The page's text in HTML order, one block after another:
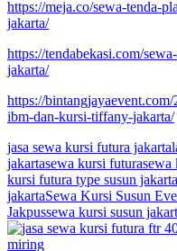
https://meja.co/sewa-tenda-
jakarta/
https://tendabekasi.com/
jakarta/
https://
ibm-dan-kursi-tiffany-jakarta/
jasa sewa kursi futura jakarta
jakartasewa kursi futurasewa
kursi futura type susun jakarta
jakartaSewa Kursi Susun
Jakpussewa kursi susun